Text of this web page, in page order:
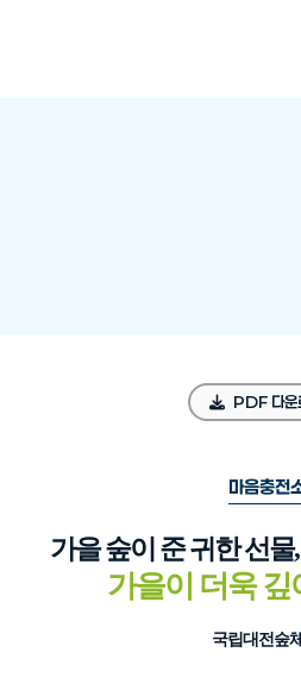
PDF 다운
마음충전
가을 숲이 준 귀한 선물
가을이 더욱 깊
국립대전숲